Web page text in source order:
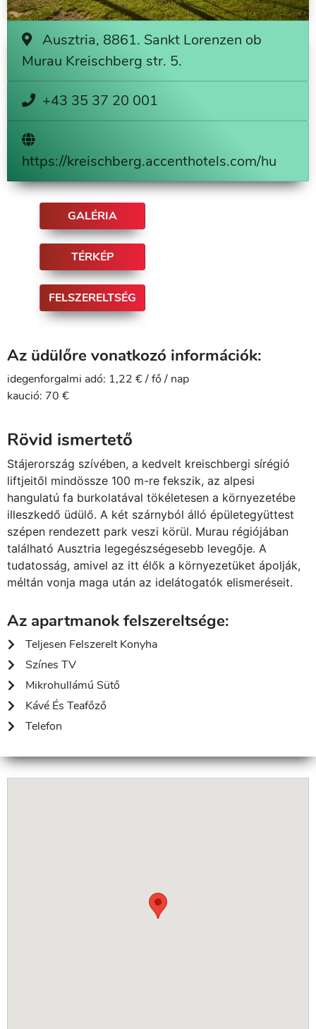
Ausztria, 8861. Sankt Lorenzen ob
Murau Kreischberg str. 5.
+43 35 37 20 001
https://kreischberg.accenthotels.com/hu
GALÉRIA
TÉRKÉP
FELSZERELTSÉG
Az üdülőre vonatkozó információk:
idegenforgalmi adó: 1,22 € / fő / nap
kaució: 70 €
Rövid ismertető
Stájerország szívében, a kedvelt kreischbergi sírégió
liftjeitől mindössze 100 m-re fekszik, az alpesi
hangulatú fa burkolatával tökéletesen a környezetébe
illeszkedő üdülő. A két szárnyból álló épületegyüttest
szépen rendezett park veszi körül. Murau régiójában
található Ausztria legegészségesebb levegője. A
tudatosság, amivel az itt élők a környezetüket ápolják,
méltán vonja maga után az idelátogatók elismeréseit.
Az apartmanok felszereltsége:
Teljesen Felszerelt Konyha
Színes TV
Mikrohullámú Sütő
Kávé És Teafőző
Telefon